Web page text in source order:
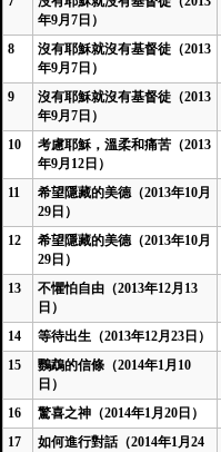
年9月7日）
8
沒有耶穌就沒有基督徒（2013
年9月7日）
9
沒有耶穌就沒有基督徒（2013
年9月7日）
10
考慮耶穌，溫柔和痛苦（2013
年9月12日）
11
希望隱藏的美德（2013年10月
29日）
12
希望隱藏的美德（2013年10月
29日）
13
不懼怕自由（2013年12月13
日）
14 等待出生（2013年12月23日）
15
鸚鵡的信條（2014年1月10
日）
16
驚喜之神（2014年1月20日）
17
如何進行對話（2014年1月24